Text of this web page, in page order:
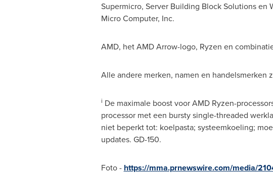
Supermicro, Server Building Block Solutions
Micro Computer, Inc.
AMD, het AMD Arrow-logo, Ryzen en
Alle andere merken, namen en
i De maximale boost voor AMD Ryzen-
processor met een bursty single-threaded
niet beperkt tot: koelpasta; systeemkoeling;
updates. GD-150.
Foto - https://mma.prnewswire.com/media/